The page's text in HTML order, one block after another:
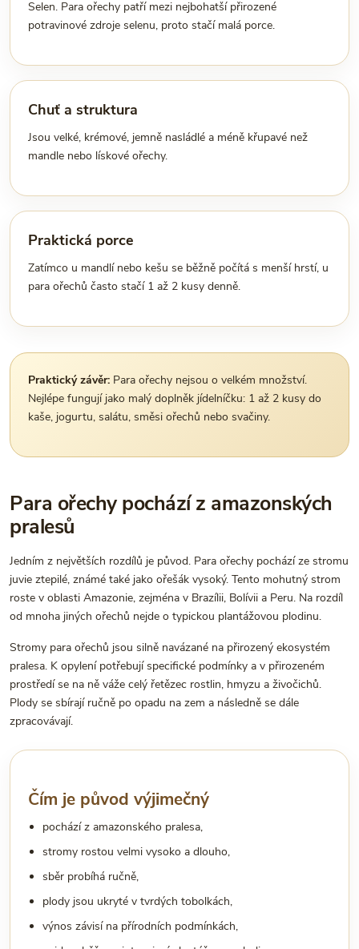
Selen. Para ořechy patří mezi nejbohatší přirozené
potravinové zdroje selenu, proto stačí malá porce.
Chuť a struktura
Jsou velké, krémové, jemně nasládlé a méně křupavé než
mandle nebo lískové ořechy.
Praktická porce
Zatímco u mandlí nebo kešu se běžně počítá s menší hrstí, u
para ořechů často stačí 1 až 2 kusy denně.
Praktický závěr: Para ořechy nejsou o velkém množství.
Nejlépe fungují jako malý doplněk jídelníčku: 1 až 2 kusy do
kaše, jogurtu, salátu, směsi ořechů nebo svačiny.
Para ořechy pochází z amazonských
pralesů
Jedním z největších rozdílů je původ. Para ořechy pochází ze stromu
juvie ztepilé, známé také jako ořešák vysoký. Tento mohutný strom
roste v oblasti Amazonie, zejména v Brazílii, Bolívii a Peru. Na rozdíl
od mnoha jiných ořechů nejde o typickou plantážovou plodinu.
Stromy para ořechů jsou silně navázané na přirozený ekosystém
pralesa. K opylení potřebují specifické podmínky a v přirozeném
prostředí se na ně váže celý řetězec rostlin, hmyzu a živočichů.
Plody se sbírají ručně po opadu na zem a následně se dále
zpracovávají.
Čím je původ výjimečný
pochází z amazonského pralesa,
stromy rostou velmi vysoko a dlouho,
sběr probíhá ručně,
plody jsou ukryté v tvrdých tobolkách,
výnos závisí na přírodních podmínkách,